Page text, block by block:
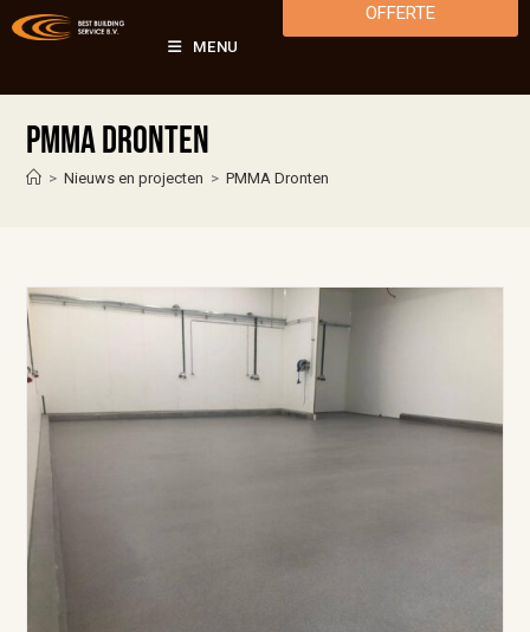
MENU
OFFERTE
PMMA Dronten
> Nieuws en projecten > PMMA Dronten